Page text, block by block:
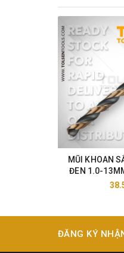
MŨI KHOAN
ĐEN 1.0-
ĐĂNG KÝ